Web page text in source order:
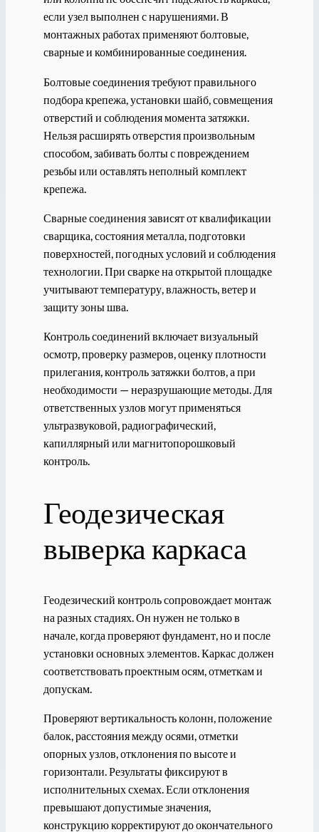
если узел выполнен с нарушениями. В
монтажных работах применяют болтовые,
сварные и комбинированные соединения.
Болтовые соединения требуют правильного
подбора крепежа, установки шайб, совмещения
отверстий и соблюдения момента затяжки.
Нельзя расширять отверстия произвольным
способом, забивать болты с повреждением
резьбы или оставлять неполный комплект
крепежа.
Сварные соединения зависят от квалификации
сварщика, состояния металла, подготовки
поверхностей, погодных условий и соблюдения
технологии. При сварке на открытой площадке
учитывают температуру, влажность, ветер и
защиту зоны шва.
Контроль соединений включает визуальный
осмотр, проверку размеров, оценку плотности
прилегания, контроль затяжки болтов, а при
необходимости — неразрушающие методы. Для
ответственных узлов могут применяться
ультразвуковой, радиографический,
капиллярный или магнитопорошковый
контроль.
Геодезическая
выверка каркаса
Геодезический контроль сопровождает монтаж
на разных стадиях. Он нужен не только в
начале, когда проверяют фундамент, но и после
установки основных элементов. Каркас должен
соответствовать проектным осям, отметкам и
допускам.
Проверяют вертикальность колонн, положение
балок, расстояния между осями, отметки
опорных узлов, отклонения по высоте и
горизонтали. Результаты фиксируют в
исполнительных схемах. Если отклонения
превышают допустимые значения,
конструкцию корректируют до окончательного